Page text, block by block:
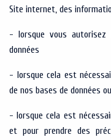
Site internet, des
- lorsque vous
données
- lorsque cela est
de nos bases de données
- lorsque cela est
et pour prendre des